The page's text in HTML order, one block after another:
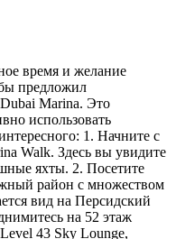
время и желание
предложил
Marina. Это
использовать
1. Начните с
Walk. Здесь вы увидите
яхты. 2. Посетите
район с множеством
вид на Персидский
на 52 этаж
43 Sky Lounge,